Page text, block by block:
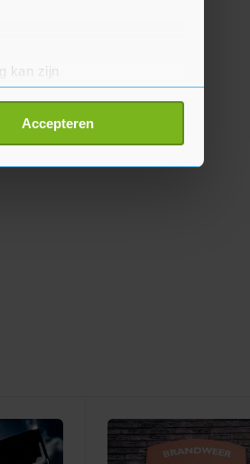
kan zijn
detailgedeelte
Accepteren